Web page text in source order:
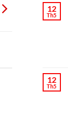
12
Th5
12
Th5